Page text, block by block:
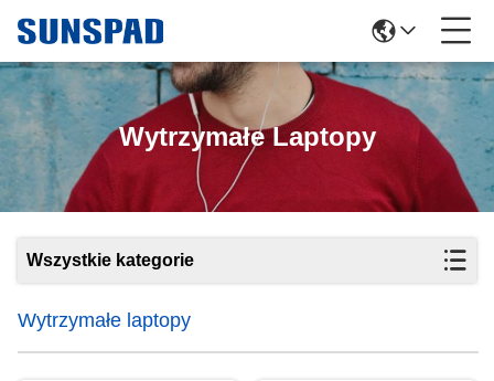
Wytrzymałe Laptopy
Wszystkie kategorie
Wytrzymałe laptopy